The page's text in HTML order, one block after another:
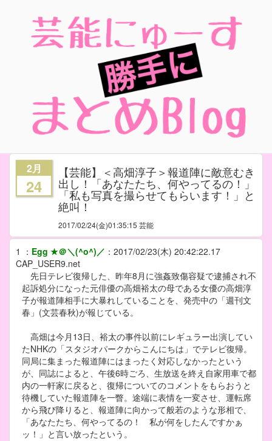
2月
24
【芸能】＜高畑淳子＞報道陣に敵意むき
出し！「あなたたち、何やってるの！」
「私も写真を撮らせてもらいます！」と
絶叫！
2017/02/24(金)01:35:15 芸能
1 ： Egg ★＠＼(^o^)／ ： 2017/02/23(木) 20:42:22.17
CAP_USER9.net
先日テレビ復帰した、昨年8月に強姦致傷容疑で逮捕され不
起訴処分になった元俳優の高畑裕太の母である女優の高畑淳
子が報道陣相手に大暴れしていることを、発売中の「週刊文
春」(文芸春秋)が報じている。
高畑は今月13日、裕太の事件以前にレギュラー出演してい
たNHKの「スタジオパークからこんにちは」でテレビ復帰。
同局に集まった報道陣にはまったく対応しなかったという
が、同誌によると、午後6時ごろ、生放送を終え自家用車で都
内の一軒家に戻ると、復帰についてのコメントをもらおうと
待機していた報道陣を一瞥。途端に表情を一変させ、運転席
から飛び降りると、報道陣に向かって般若のような形相で、
「あなたたち、何やってるの！ 私が何をしたんですかぁ
ッ！」と言い放ったという。